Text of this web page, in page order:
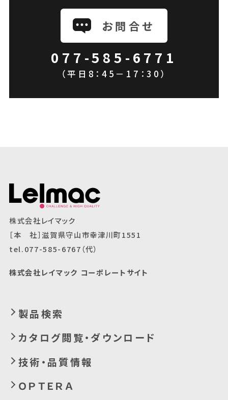
お問合せ
077-585-6771
（平日8：45－17：30）
株式会社レイマック
［本 社］滋賀県守山市幸津川町1551
tel.077-585-6767（代）
株式会社レイマック コーポレートサイト
製品検索
カタログ閲覧・ダウンロード
技術・品質情報
ＯＰＴＥＲＡ